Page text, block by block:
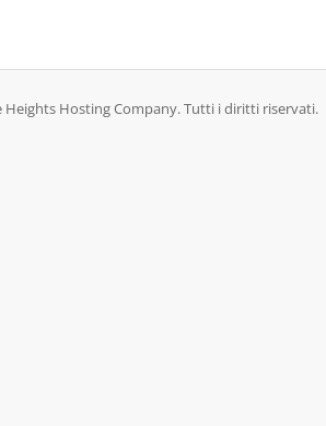
Hosting Company. Tutti i diritti riservati.